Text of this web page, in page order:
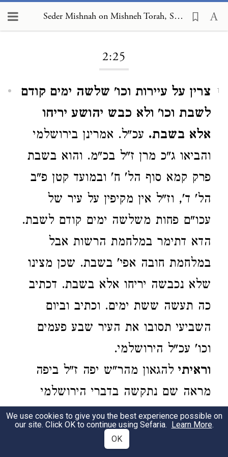
Seder Mishnah on Mishneh Torah, Sabbath 2:25
2:25
1
צרין על עיירות וכו' שלשה ימים קודם
לשבת וכו' ולא כבש יהושע יריחו
אלא בשבת. עכ"ל. אמרינן בירושלמי
והביאו ג"כ מרן ז"ל בכ"מ. והוא בשבת
פרק קמא סוף הל' ח' ובמועד קטן פ"ב
הל' ד', וז"ל אין מקיפין על עיר של
עכו"ם פחות משלשה ימים קודם לשבת.
הדא דתימר במלחמת הרשות אבל
במלחמת חובה אפי' בשבת. שכן מצינו
שלא נכבשה יריחו אלא בשבת. דכתיב
כה תעשה ששת ימים. וכתיב וביום
השביעי תסובו את העיר שבע פעמים
וכו' עכ"ל הירושלמי.
וראיתי להגאון מהר"ש יפה ז"ל ביפה
מראה שם נתקשה בדברי הירושלמי
והוא דמנא ליה דהמנין הזה היה למנין
יום השבוע שהיה יום הראשון של ימי
We use cookies to give you the best experience possible on
our site. Click OK to continue using Sefaria. Learn More.
OK